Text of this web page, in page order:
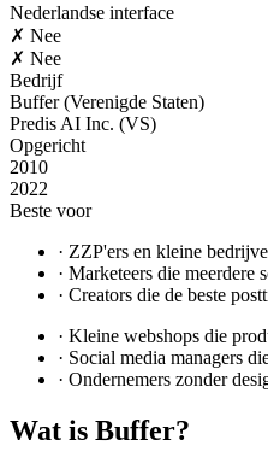
Nederlandse interface
✗ Nee
✗ Nee
Bedrijf
Buffer (Verenigde Staten)
Predis AI Inc. (VS)
Opgericht
2010
2022
Beste voor
· ZZP'ers en kleine
· Marketeers die meerdere
· Creators die de beste
· Kleine webshops die
· Social media managers
· Ondernemers zonder
Wat is Buffer?